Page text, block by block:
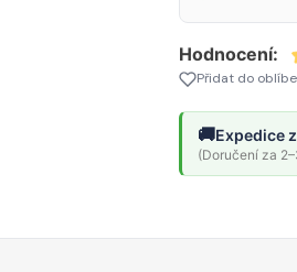
Hodnocení:
Přidat do
🚚Expedice
(Doručení za